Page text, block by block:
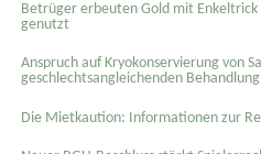
Betrüger erbeuten Gold mit
genutzt
Anspruch auf Kryokonservierung von
geschlechtsangleichenden
Die Mietkaution: Informationen zur